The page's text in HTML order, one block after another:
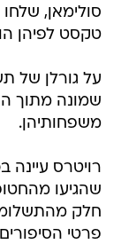
סולימאן,
טקסט לפיהן
על גורלן של
משפחותיהן.
שהגיעו
חלק
פרטי